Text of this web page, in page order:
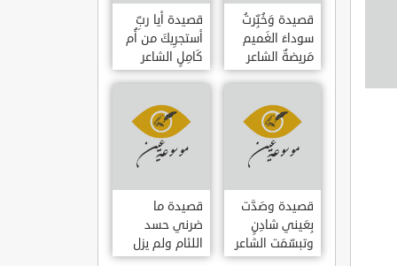
قصيدة وَخُبِّرتُ
سوداءَ الغَميم
مَريضةٌ الشاعر
العوام بن عقبة
قصيدة أيا ربِّ
أستجرِيكَ من أُم
كَامِلٍ الشاعر
العوام بن عقبة
قصيدة وصَدَّت
بِعَيني شادِنٍ
وتبسّمَت الشاعر
العوام بن عقبة
قصيدة ما
ضرني حسد
اللئام ولم يزل
الشاعر عمارة بن